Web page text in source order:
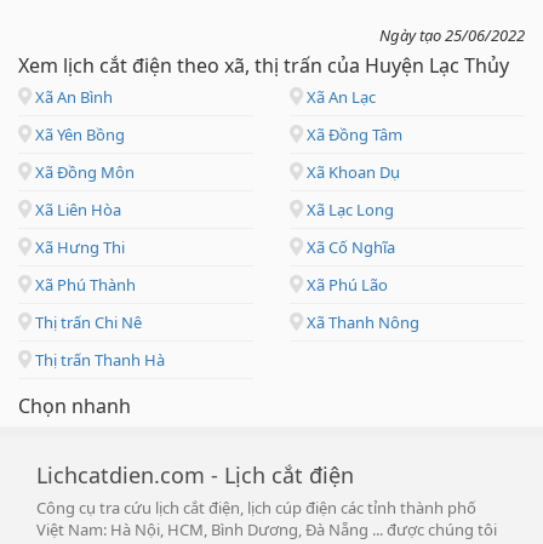
Ngày tạo 25/06/2022
Xem lịch cắt điện theo xã, thị trấn của Huyện Lạc Thủy
Xã An Bình
Xã An Lạc
Xã Yên Bồng
Xã Đồng Tâm
Xã Đồng Môn
Xã Khoan Dụ
Xã Liên Hòa
Xã Lạc Long
Xã Hưng Thi
Xã Cố Nghĩa
Xã Phú Thành
Xã Phú Lão
Thị trấn Chi Nê
Xã Thanh Nông
Thị trấn Thanh Hà
Chọn nhanh
Lichcatdien.com - Lịch cắt điện
Công cụ tra cứu lịch cắt điện, lịch cúp điện các tỉnh thành phố
Việt Nam: Hà Nội, HCM, Bình Dương, Đà Nẵng ... được chúng tôi